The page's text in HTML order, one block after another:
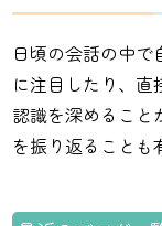
日頃の会話の中
に注目したり、
認識を深めること
を振り返ることも